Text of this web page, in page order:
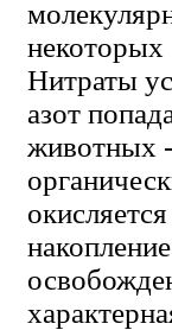
некоторых
Нитраты
азот
животных